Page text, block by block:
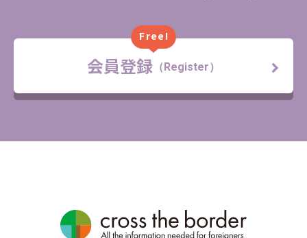
Free!
会員登録 （Register）